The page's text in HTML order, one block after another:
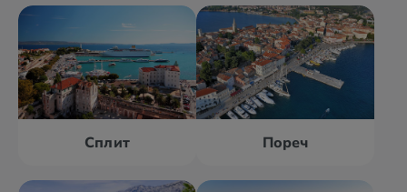
Сплит Пореч